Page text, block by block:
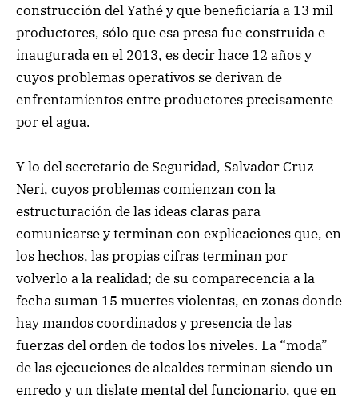
construcción del Yathé y que beneficiaría a 13 mil
productores, sólo que esa presa fue construida e
inaugurada en el 2013, es decir hace 12 años y
cuyos problemas operativos se derivan de
enfrentamientos entre productores precisamente
por el agua.
Y lo del secretario de Seguridad, Salvador Cruz
Neri, cuyos problemas comienzan con la
estructuración de las ideas claras para
comunicarse y terminan con explicaciones que, en
los hechos, las propias cifras terminan por
volverlo a la realidad; de su comparecencia a la
fecha suman 15 muertes violentas, en zonas donde
hay mandos coordinados y presencia de las
fuerzas del orden de todos los niveles. La “moda”
de las ejecuciones de alcaldes terminan siendo un
enredo y un dislate mental del funcionario, que en